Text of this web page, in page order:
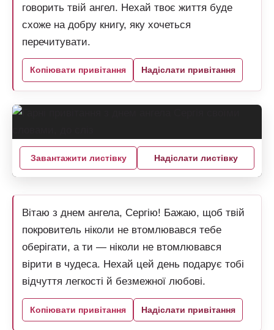
говорить твій ангел. Нехай твоє життя буде
схоже на добру книгу, яку хочеться
перечитувати.
Копіювати привітання Надіслати привітання
Завантажити листівку Надіслати листівку
Вітаю з днем ангела, Сергію! Бажаю, щоб твій
покровитель ніколи не втомлювався тебе
оберігати, а ти — ніколи не втомлювався
вірити в чудеса. Нехай цей день подарує тобі
відчуття легкості й безмежної любові.
Копіювати привітання Надіслати привітання